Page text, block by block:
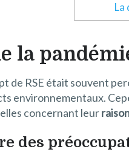
La
la
de RSE était souvent
environnementaux.
concernant leur
des